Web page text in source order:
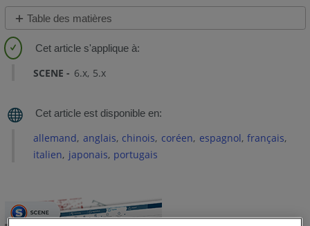
Enregistrer
en
tant
que
Table des matières
rapides
Présentation
Voir
SCENE 6.x 5.x
allemand anglais chinois coréen espagnol français
italien japonais portugais